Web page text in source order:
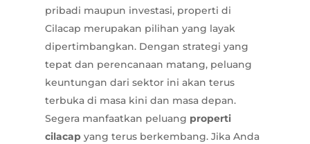
pribadi maupun investasi, properti di
Cilacap merupakan pilihan yang layak
dipertimbangkan. Dengan strategi yang
tepat dan perencanaan matang, peluang
keuntungan dari sektor ini akan terus
terbuka di masa kini dan masa depan.
Segera manfaatkan peluang properti
cilacapyang terus berkembang. Jika Anda